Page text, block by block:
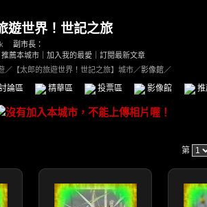
遊世界！世記之旅
副市長：
推薦本城市 加入我的最愛
訂閱最新文章
／ 【太郎的旅遊世界！世記之旅】城市／影像館／
論區 精華區 投票區 影像館
第